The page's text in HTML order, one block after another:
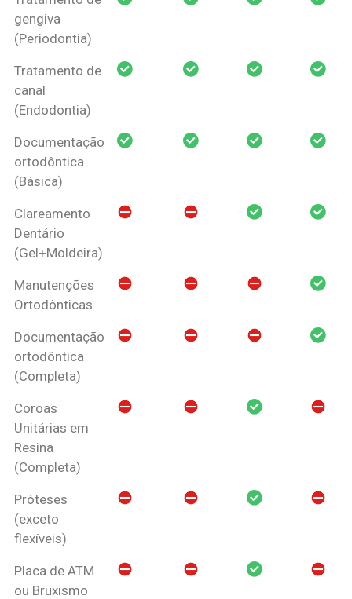
gengiva
(Periodontia)
Tratamento de
canal
(Endodontia)
Documentação
ortodôntica
(Básica)
Clareamento
Dentário
(Gel+Moldeira)
Manutenções
Ortodônticas
Documentação
ortodôntica
(Completa)
Coroas
Unitárias em
Resina
(Completa)
Próteses
(exceto
flexíveis)
Placa de ATM
ou Bruxismo